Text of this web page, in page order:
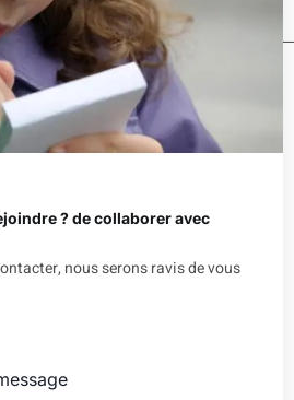
? de collaborer avec
nous serons ravis de vous